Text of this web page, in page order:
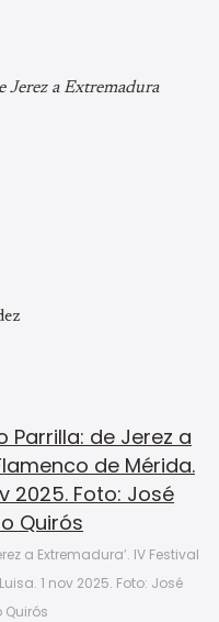
Jerez a Extremadura
a Extremadura’. IV Festival
1 nov 2025. Foto: José
Quirós